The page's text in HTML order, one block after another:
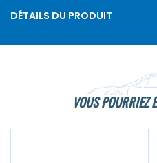
DÉTAILS DU PRODUIT
VOUS POURRIEZ